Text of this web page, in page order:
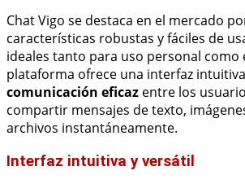
Chat Vigo se destaca en el mercado
características robustas y fáciles de
ideales tanto para uso personal como
plataforma ofrece una interfaz
comunicación eficaz entre los
compartir mensajes de texto,
archivos instantáneamente.
Interfaz intuitiva y versátil